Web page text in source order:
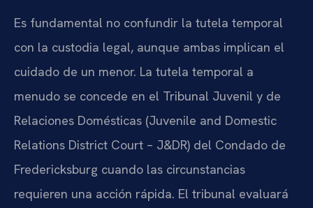
Es fundamental no confundir la tutela temporal
con la custodia legal, aunque ambas implican el
cuidado de un menor. La tutela temporal a
menudo se concede en el Tribunal Juvenil y de
Relaciones Domésticas (Juvenile and Domestic
Relations District Court – J&DR) del Condado de
Fredericksburg cuando las circunstancias
requieren una acción rápida. El tribunal evaluará